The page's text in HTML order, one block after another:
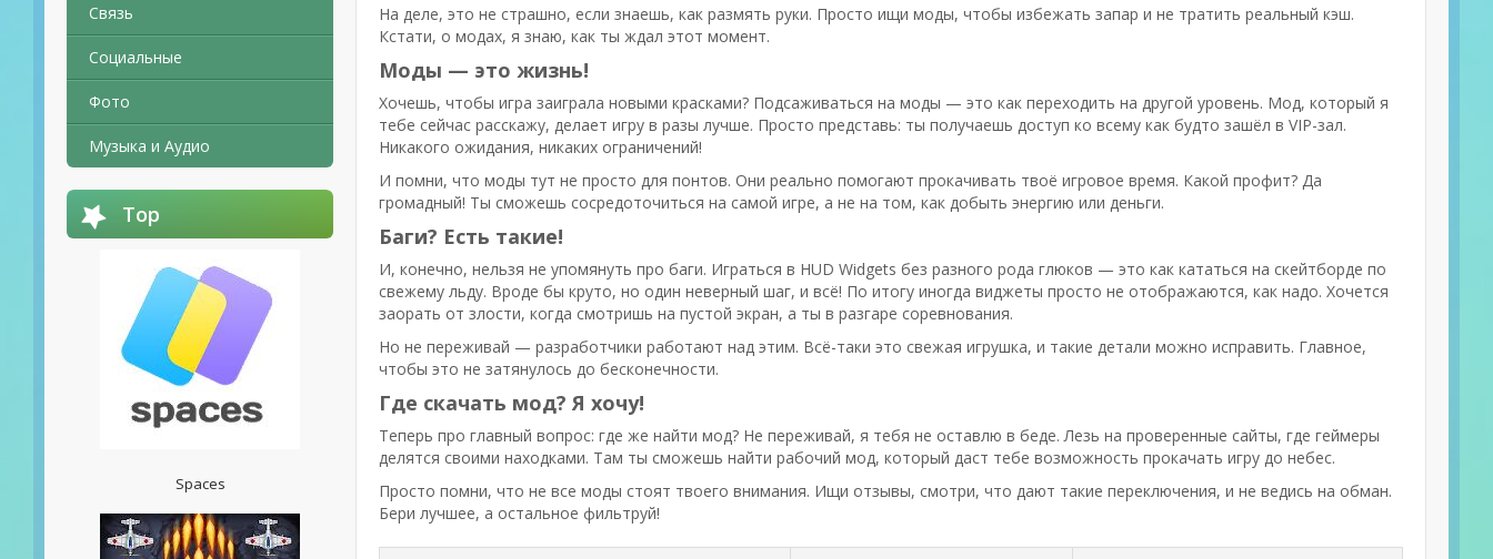
Связь
Социальные
Фото
Музыка и Аудио
Top
Spaces
На деле, это не страшно, если знаешь, как размять руки. Просто ищи моды, чтобы избежать запар и не тратить реальный кэш.
Кстати, о модах, я знаю, как ты ждал этот момент.
Моды — это жизнь!
Хочешь, чтобы игра заиграла новыми красками? Подсаживаться на моды — это как переходить на другой уровень. Мод, который я
тебе сейчас расскажу, делает игру в разы лучше. Просто представь: ты получаешь доступ ко всему как будто зашёл в VIP-зал.
Никакого ожидания, никаких ограничений!
И помни, что моды тут не просто для понтов. Они реально помогают прокачивать твоё игровое время. Какой профит? Да
громадный! Ты сможешь сосредоточиться на самой игре, а не на том, как добыть энергию или деньги.
Баги? Есть такие!
И, конечно, нельзя не упомянуть про баги. Играться в HUD Widgets без разного рода глюков — это как кататься на скейтборде по
свежему льду. Вроде бы круто, но один неверный шаг, и всё! По итогу иногда виджеты просто не отображаются, как надо. Хочется
заорать от злости, когда смотришь на пустой экран, а ты в разгаре соревнования.
Но не переживай — разработчики работают над этим. Всё-таки это свежая игрушка, и такие детали можно исправить. Главное,
чтобы это не затянулось до бесконечности.
Где скачать мод? Я хочу!
Теперь про главный вопрос: где же найти мод? Не переживай, я тебя не оставлю в беде. Лезь на проверенные сайты, где геймеры
делятся своими находками. Там ты сможешь найти рабочий мод, который даст тебе возможность прокачать игру до небес.
Просто помни, что не все моды стоят твоего внимания. Ищи отзывы, смотри, что дают такие переключения, и не ведись на обман.
Бери лучшее, а остальное фильтруй!